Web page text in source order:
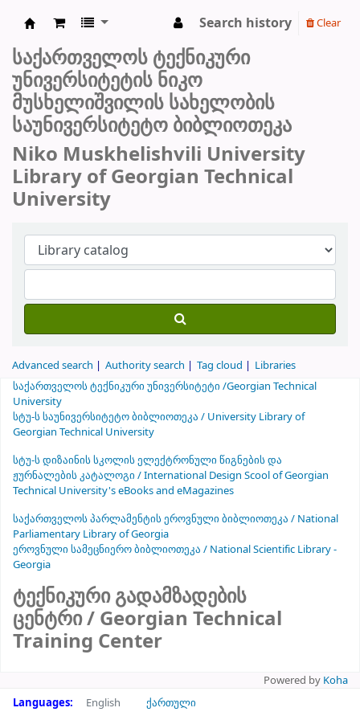
Search history Clear
საქართველოს ტექნიკური
უნივერსიტეტის ნიკო
მუსხელიშვილის სახელობის
საუნივერსიტეტო ბიბლიოთეკა
Niko Muskhelishvili University
Library of Georgian Technical
University
Advanced search Authority search Tag cloud
Libraries
საქართველოს ტექნიკური უნივერსიტეტი /Georgian Technical
University
სტუ-ს საუნივერსიტეტო ბიბლიოთეკა / University Library of
Georgian Technical University
სტუ-ს დიზაინის სკოლის ელექტრონული წიგნების და
ჟურნალების კატალოგი / International Design Scool of Georgian
Technical University's eBooks and eMagazines
საქართველოს პარლამენტის ეროვნული ბიბლიოთეკა / National
Parliamentary Library of Georgia
ეროვნული სამეცნიერო ბიბლიოთეკა / National Scientific Library -
Georgia
ტექნიკური გადამზადების
ცენტრი / Georgian Technical
Training Center
Powered by Koha
Languages:
English ქართული